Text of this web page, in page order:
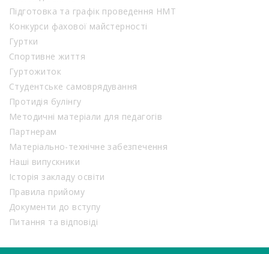
Підготовка та графік проведення НМТ
Конкурси фахової майстерності
Гуртки
Спортивне життя
Гуртожиток
Студентське самоврядування
Протидія булінгу
Методичні матеріали для педагогів
Партнерам
Матеріально-технічне забезпечення
Наші випускники
Історія закладу освіти
Правила прийому
Документи до вступу
Питання та відповіді